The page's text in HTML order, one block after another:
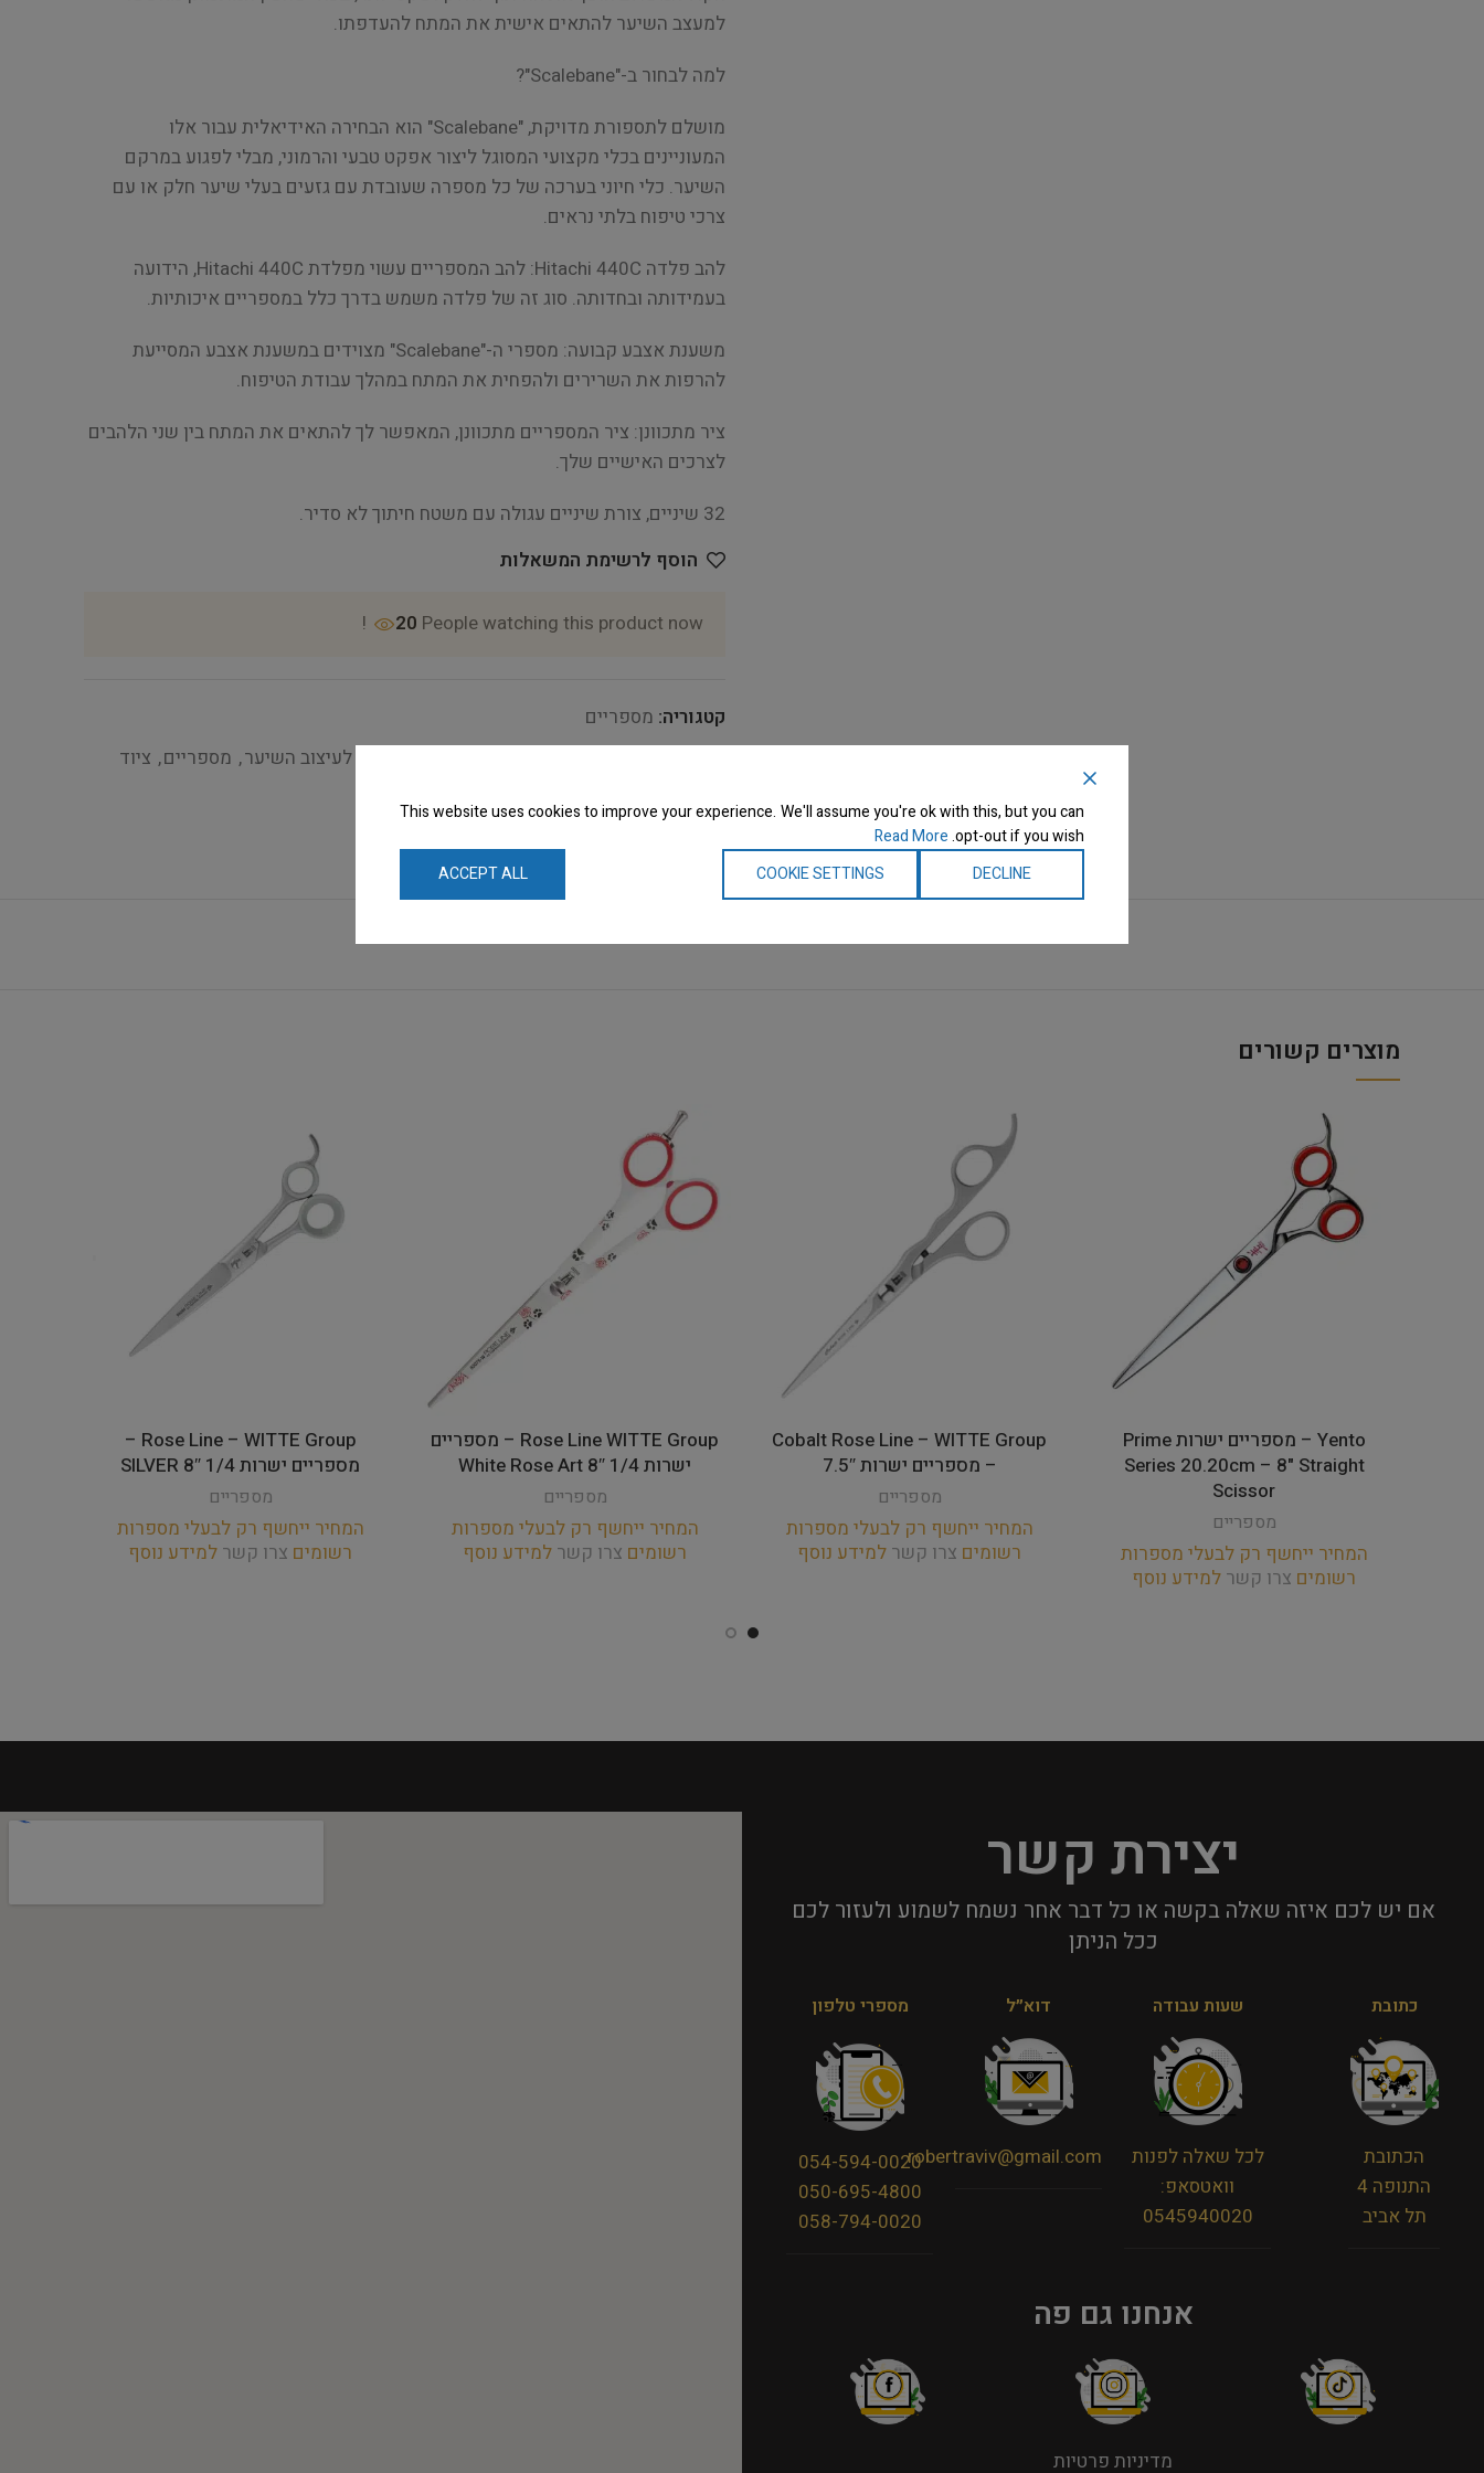
למעצב השיער להתאים אישית את המתח להעדפתו.
למה לבחור ב-"Scalebane"?
מושלם לתספורת מדויקת, "Scalebane" הוא הבחירה האידיאלית עבור אלו
המעוניינים בכלי מקצועי המסוגל ליצור אפקט טבעי והרמוני, מבלי לפגוע במרקם
השיער. כלי חיוני בערכה של כל מספרה שעובדת עם גזעים בעלי שיער חלק או עם
צרכי טיפוח בלתי נראים.
להב פלדה Hitachi 440C: להב המספריים עשוי מפלדת Hitachi 440C, הידועה
בעמידותה ובחדותה. סוג זה של פלדה משמש בדרך כלל במספריים איכותיות.
משענת אצבע קבועה: מספרי ה-"Scalebane" מצוידים במשענת אצבע המסייעת
להרפות את השרירים ולהפחית את המתח במהלך עבודת הטיפוח.
ציר מתכוונן: ציר המספריים מתכוונן, המאפשר לך להתאים את המתח בין שני הלהבים
לצרכים האישיים שלך.
32 שיניים, צורת שיניים עגולה עם משטח חיתוך לא סדיר.
הוסף לרשימת המשאלות
20 People watching this product now!
קטגוריה: מספריים
כלים לעיצוב השיער, מספריים, ציוד
Share:
מוצרים קשורים
Yento – מספריים ישרות Prime
Series 20.20cm – 8" Straight
Scissor
מספריים
המחיר ייחשף רק לבעלי מספרות
רשומים צרו קשר למידע נוסף
Cobalt Rose Line – WITTE Group
– מספריים ישרות 7.5″
מספריים
המחיר ייחשף רק לבעלי מספרות
רשומים צרו קשר למידע נוסף
Rose Line WITTE Group – מספריים
ישרות 1/4 8″ White Rose Art
מספריים
המחיר ייחשף רק לבעלי מספרות
רשומים צרו קשר למידע נוסף
Rose Line – WITTE Group –
מספריים ישרות 1/4 8″ SILVER
מספריים
המחיר ייחשף רק לבעלי מספרות
רשומים צרו קשר למידע נוסף
יצירת קשר
אם יש לכם איזה שאלה בקשה או כל דבר אחר נשמח לשמוע ולעזור לכם
ככל הניתן​
כתובת
הכתובת
התנופה 4
תל אביב
שעות עבודה
לכל שאלה לפנות
וואטסאפ:
0545940020
דוא״ל
robertraviv@gmail.com
מספרי טלפון
054-594-0020
050-695-4800
058-794-0020
אנחנו גם פה
מדיניות פרטיות
This website uses cookies to improve your experience. We'll assume you're ok with this, but you can
opt-out if you wish.
Read More
DECLINE
COOKIE SETTINGS
ACCEPT ALL